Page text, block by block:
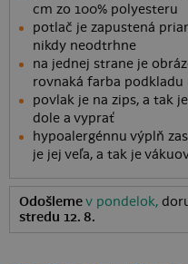
cm zo 100% polyesteru
potlač je zapustená
nikdy neodtrhne
na jednej strane je
rovnaká farba podkladu
povlak je na zips, a tak
dole a vyprať
hypoalergénnu výplň
je jej veľa, a tak je
Odošlemev pondelok,
stredu 12. 8.